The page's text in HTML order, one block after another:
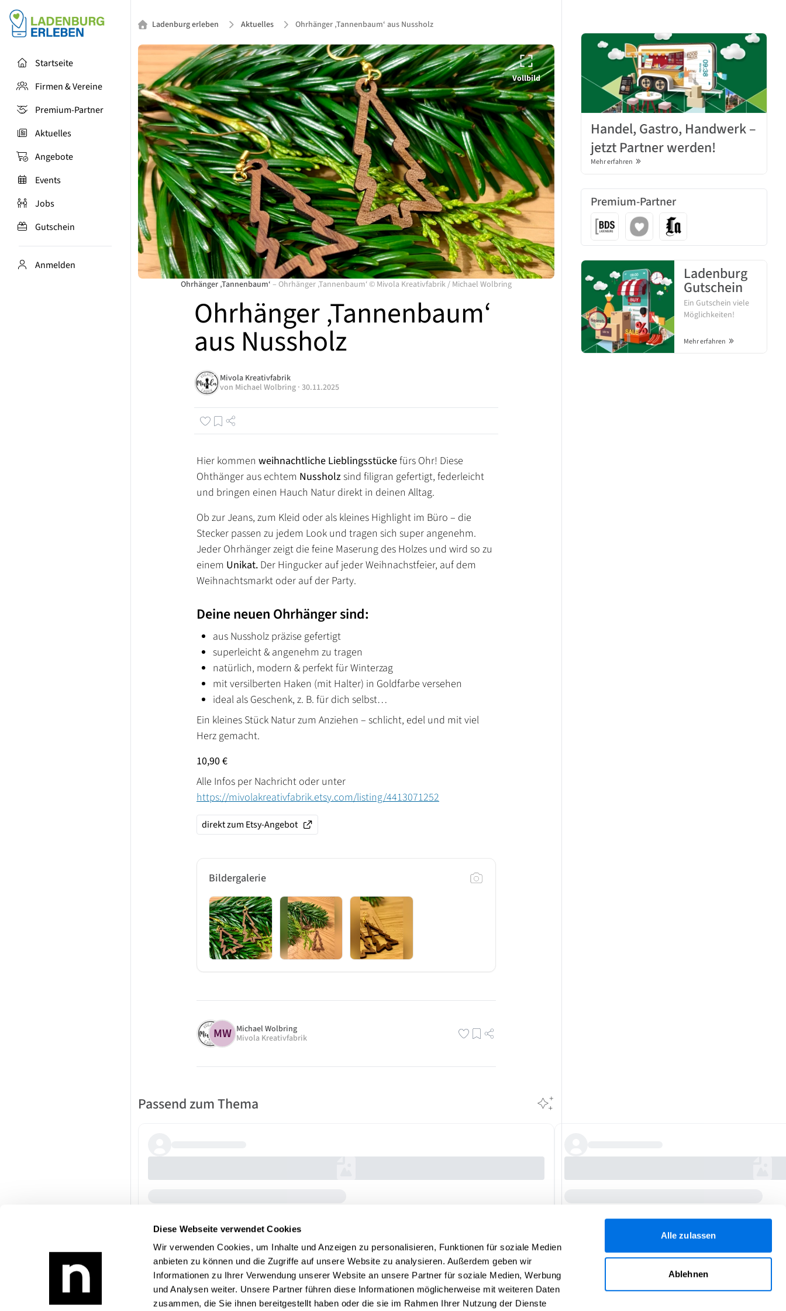
Diese Webseite verwendet Cookies
Wir verwenden Cookies, um Inhalte und Anzeigen zu personalisieren, Funktionen für soziale Medien
anbieten zu können und die Zugriffe auf unsere Website zu analysieren. Außerdem geben wir
Informationen zu Ihrer Verwendung unserer Website an unsere Partner für soziale Medien, Werbung
und Analysen weiter. Unsere Partner führen diese Informationen möglicherweise mit weiteren Daten
zusammen, die Sie ihnen bereitgestellt haben oder die sie im Rahmen Ihrer Nutzung der Dienste
Alle zulassen
Ablehnen
Startseite
Firmen & Vereine
Premium-Partner
Aktuelles
Angebote
Events
Jobs
Gutschein
Anmelden
Ladenburg erleben Aktuelles Ohrhänger ‚Tannenbaum‘ aus Nussholz
Vollbild
Ohrhänger ‚Tannenbaum‘ – Ohrhänger ‚Tannenbaum‘© Mivola Kreativfabrik/ Michael Wolbring
Ohrhänger ‚Tannenbaum‘
aus Nussholz
Mivola Kreativfabrik
von Michael Wolbring · 30.11.2025
Hier kommen weihnachtliche Lieblingsstückefürs Ohr! Diese
Ohthänger aus echtem Nussholzsind filigran gefertigt, federleicht
und bringen einen Hauch Natur direkt in deinen Alltag.
Ob zur Jeans, zum Kleid oder als kleines Highlight im Büro – die
Stecker passen zu jedem Look und tragen sich super angenehm.
Jeder Ohrhänger zeigt die feine Maserung des Holzes und wird so zu
einem Unikat. Der Hingucker auf jeder Weihnachstfeier, auf dem
Weihnachtsmarkt oder auf der Party.
Deine neuen Ohrhänger sind:
aus Nussholz präzise gefertigt
superleicht & angenehm zu tragen
natürlich, modern & perfekt für Winterzag
mit versilberten Haken (mit Halter) in Goldfarbe versehen
ideal als Geschenk, z. B. für dich selbst…
Ein kleines Stück Natur zum Anziehen – schlicht, edel und mit viel
Herz gemacht.
10,90 €
Alle Infos per Nachricht oder unter
https://mivolakreativfabrik.etsy.com/listing/4413071252
direkt zum Etsy-Angebot
Bildergalerie
MW Michael Wolbring
Mivola Kreativfabrik
Passend zum Thema
Handel, Gastro, Handwerk –
jetzt Partner werden!
Mehr erfahren
Premium-Partner
Ladenburg
Gutschein
Ein Gutschein viele
Möglichkeiten!
Mehr erfahren